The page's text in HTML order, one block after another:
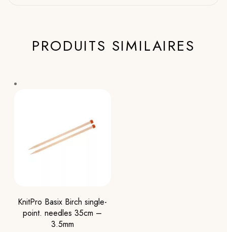
PRODUITS SIMILAIRES
KnitPro Basix Birch single-
point. needles 35cm –
3.5mm